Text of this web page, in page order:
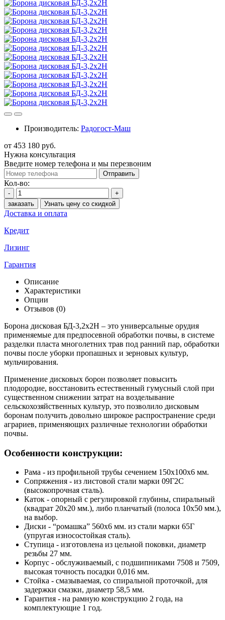
Производитель: Радогост-Маш
от 453 180 руб.
Нужна консультация
Введите номер телефона и мы перезвоним
Отправить
Кол-во:
-
+
заказать
Узнать цену со скидкой
Доставка и оплата
Кредит
Лизинг
Гарантия
Описание
Характеристики
Опции
Отзывов (0)
Борона дисковая БД-3,2х2Н – это универсальные орудия
применяемые для предпосевной обработки почвы, в системе
разделки пласта многолетних трав под ранний пар, обработки
почвы после уборки пропашных и зерновых культур,
мульчирования.
Применение дисковых борон позволяет повысить
плодородие, восстановить естественный гумусный слой при
существенном снижении затрат на возделывание
сельскохозяйственных культур, это позволило дисковым
боронам получить довольно широкое распространение среди
аграриев, применяющих различные технологии обработки
почвы.
Особенности конструкции:
Рама - из профильной трубы сечением 150х100х6 мм.
Сопряжения - из листовой стали марки 09Г2С
(высокопрочная сталь).
Каток - опорный с регулировкой глубины, спиральный
(квадрат 20х20 мм.), либо планчатый (полоса 10х50 мм.),
на выбор.
Диски - “ромашка” 560х6 мм. из стали марки 65Г
(упругая износостойкая сталь).
Ступица - изготовлена из цельной поковки, диаметр
резьбы 27 мм.
Корпус - обслуживаемый, с подшипниками 7508 и 7509,
высокая точность посадки 0,016 мм.
Стойка - смазываемая, со спиральной проточкой, для
задержки смазки, диаметр 58,5 мм.
Гарантия - на рамную конструкцию 2 года, на
комплектующие 1 год.